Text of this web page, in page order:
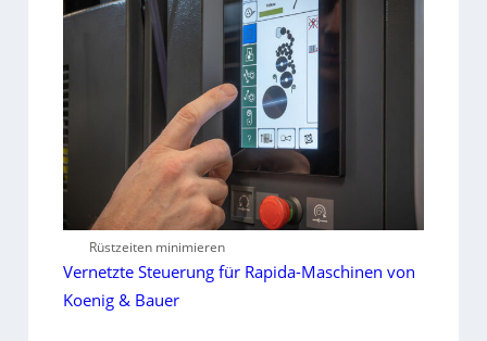
Rüstzeiten minimieren
Vernetzte Steuerung für Rapida-Maschinen von
Koenig & Bauer